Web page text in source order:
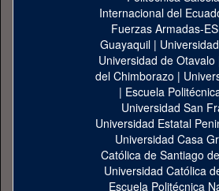
Internacional del
Fuerzas Armadas-
Guayaquil|
Universidad de Otavalo
del Chimborazo |
| Escuela
Universidad San
Universidad Estatal
Universidad Casa
Católica de Santiago
Universidad Católica
Escuela Politécnica